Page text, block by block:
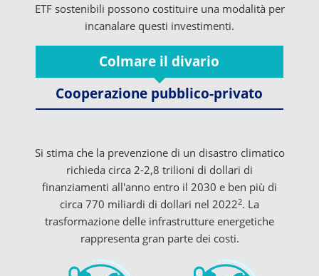
ETF sostenibili possono costituire una modalità per
incanalare questi investimenti.
Colmare il divario
Cooperazione pubblico-privato
Si stima che la prevenzione di un disastro climatico
richieda circa 2-2,8 trilioni di dollari di
finanziamenti all'anno entro il 2030 e ben più di
circa 770 miliardi di dollari nel 20222. La
trasformazione delle infrastrutture energetiche
rappresenta gran parte dei costi.